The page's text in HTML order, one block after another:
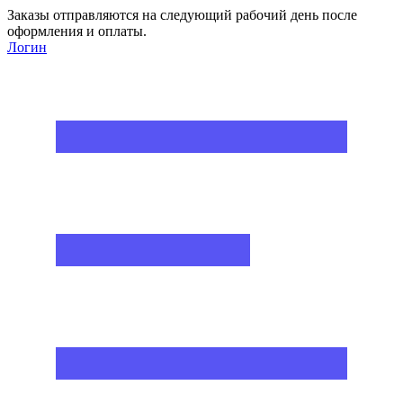
Заказы отправляются на следующий рабочий день после
оформления и оплаты.
Логин